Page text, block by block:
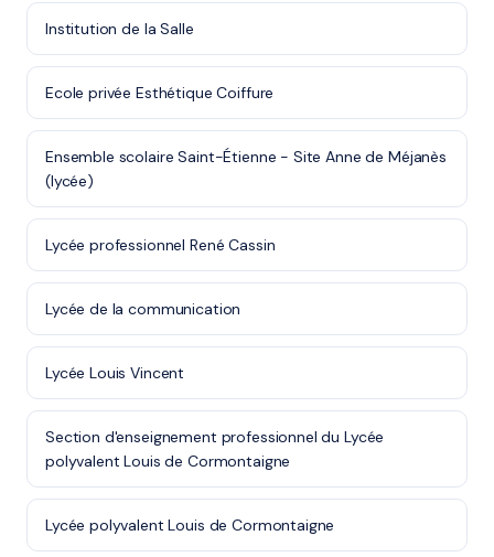
Institution de la Salle
Ecole privée Esthétique Coiffure
Ensemble scolaire Saint-Étienne - Site Anne de Méjanès
(lycée)
Lycée professionnel René Cassin
Lycée de la communication
Lycée Louis Vincent
Section d'enseignement professionnel du Lycée
polyvalent Louis de Cormontaigne
Lycée polyvalent Louis de Cormontaigne